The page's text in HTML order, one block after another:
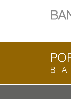
Ir
a
página
de
inicio
del
Banco